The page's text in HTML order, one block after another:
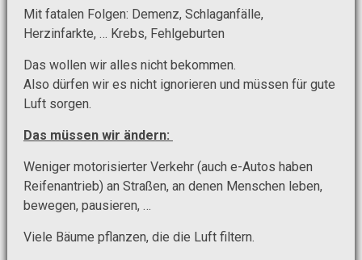
Mit fatalen Folgen: Demenz, Schlaganfälle,
Herzinfarkte, … Krebs, Fehlgeburten
Das wollen wir alles nicht bekommen.
Also dürfen wir es nicht ignorieren und müssen für gute
Luft sorgen.
Das müssen wir ändern:
Weniger motorisierter Verkehr (auch e-Autos haben
Reifenantrieb) an Straßen, an denen Menschen leben,
bewegen, pausieren, …
Viele Bäume pflanzen, die die Luft filtern.